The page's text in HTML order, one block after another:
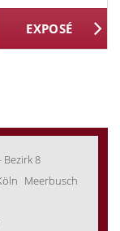
Bezirk 8
Meerbusch